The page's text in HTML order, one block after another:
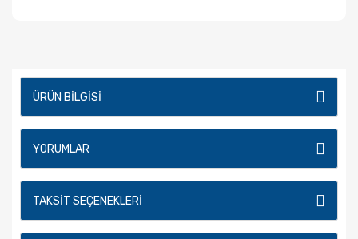
ÜRÜN BILGISI
YORUMLAR
TAKSIT SEÇENEKLERI